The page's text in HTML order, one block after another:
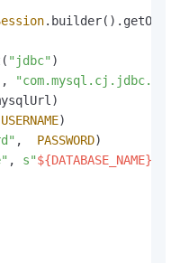
"jdbc" )
,
USERNAME)
, PASSWORD)
, s"${DATABASE_NAME}